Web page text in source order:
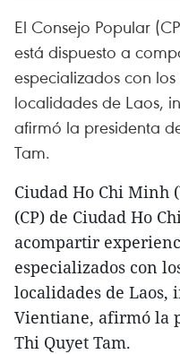
El Consejo Popular
está dispuesto a
especializados con
localidades de Laos,
afirmó la presidenta
Tam.
Ciudad Ho Chi Minh
(CP) de Ciudad Ho
acompartir
especializados con
localidades de
Vientiane, afirmó la
Thi Quyet Tam.